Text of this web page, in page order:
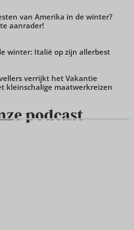
van Amerika in de winter?
aanrader!
winter: Italië op zijn allerbest
verrijkt het Vakantie
kleinschalige maatwerkreizen
podcast